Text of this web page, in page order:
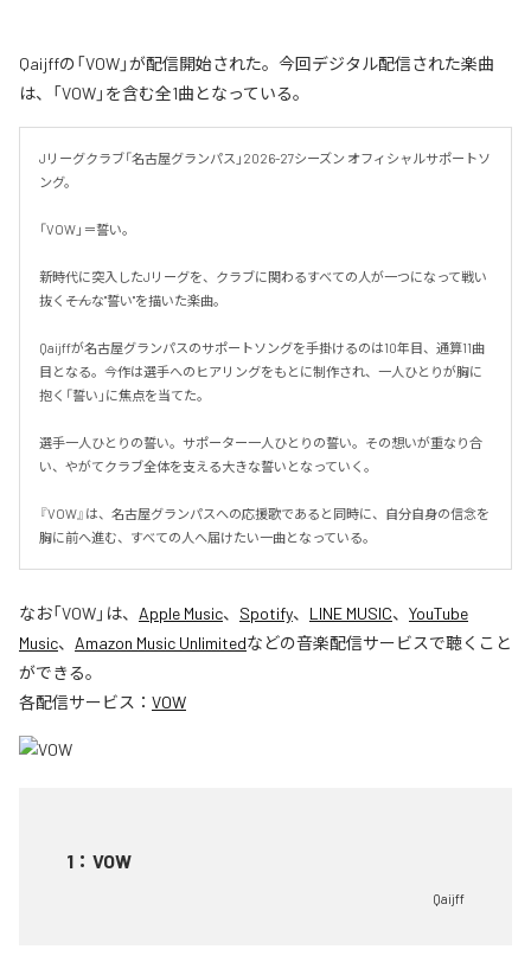
Qaijffの「VOW」が配信開始された。今回デジタル配信された楽曲
は、「VOW」を含む全1曲となっている。
Jリーグクラブ「名古屋グランパス」2026-27シーズン オフィシャルサポートソ
ング。
「VOW」＝誓い。
新時代に突入したJリーグを、クラブに関わるすべての人が一つになって戦い
抜く――そんな"誓い"を描いた楽曲。
Qaijffが名古屋グランパスのサポートソングを手掛けるのは10年目、通算11曲
目となる。今作は選手へのヒアリングをもとに制作され、一人ひとりが胸に
抱く「誓い」に焦点を当てた。
選手一人ひとりの誓い。サポーター一人ひとりの誓い。その想いが重なり合
い、やがてクラブ全体を支える大きな誓いとなっていく。
『VOW』は、名古屋グランパスへの応援歌であると同時に、自分自身の信念を
胸に前へ進む、すべての人へ届けたい一曲となっている。
なお「VOW」は、 Apple Music、 Spotify、 LINE MUSIC、 YouTube
Music、 Amazon Music Unlimitedなどの音楽配信サービスで聴くこと
ができる。
各配信サービス： VOW
1 ： VOW
Qaijff